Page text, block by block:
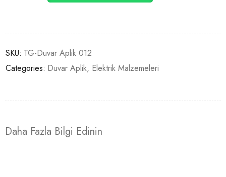
SKU: TG-Duvar Aplik 012
Categories: Duvar Aplik, Elektrik Malzemeleri
Daha Fazla Bilgi Edinin